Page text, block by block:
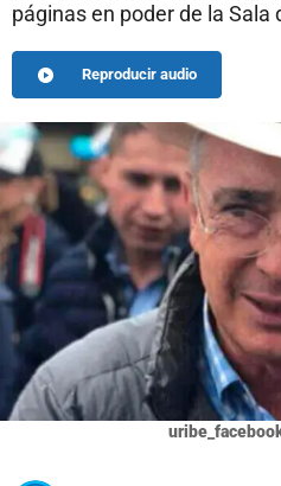
páginas en poder de la Sala
Reproducir audio